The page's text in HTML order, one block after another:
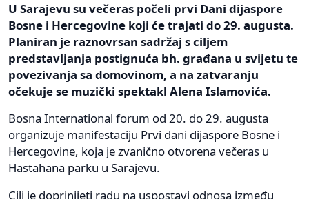
U Sarajevu su večeras počeli prvi Dani dijaspore
Bosne i Hercegovine koji će trajati do 29. augusta.
Planiran je raznovrsan sadržaj s ciljem
predstavljanja postignuća bh. građana u svijetu te
povezivanja sa domovinom, a na zatvaranju
očekuje se muzički spektakl Alena Islamovića.
Bosna International forum od 20. do 29. augusta
organizuje manifestaciju Prvi dani dijaspore Bosne i
Hercegovine, koja je zvanično otvorena večeras u
Hastahana parku u Sarajevu.
Cilj je doprinijeti radu na uspostavi odnosa između